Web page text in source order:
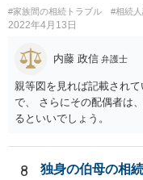
#家族間の相続トラブル #相続
2022年4月13日
内藤 政信 弁護士
親等図を見れば記載され
で、 さらにその配偶者は
るといいでしょう。
8 独身の伯母の相